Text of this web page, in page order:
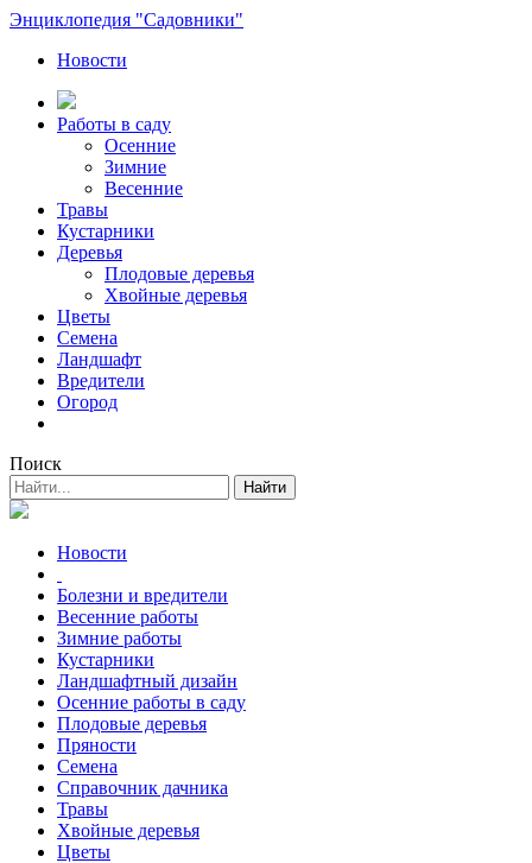
Энциклопедия "Садовники"
Новости
Работы в саду
Осенние
Зимние
Весенние
Травы
Кустарники
Деревья
Плодовые деревья
Хвойные деревья
Цветы
Семена
Ландшафт
Вредители
Огород
Поиск
Новости
Болезни и вредители
Весенние работы
Зимние работы
Кустарники
Ландшафтный дизайн
Осенние работы в саду
Плодовые деревья
Пряности
Семена
Справочник дачника
Травы
Хвойные деревья
Цветы